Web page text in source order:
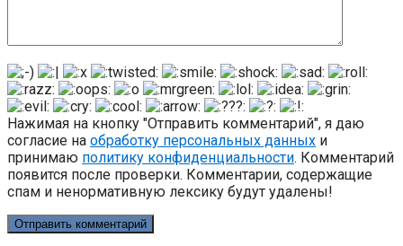
Нажимая на кнопку "Отправить комментарий", я даю
согласие на обработку персональных данных и
принимаю политику конфиденциальности. Комментарий
появится после проверки. Комментарии, содержащие
спам и ненормативную лексику будут удалены!